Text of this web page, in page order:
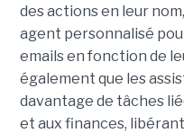
des actions en leur
agent personnalisé
emails en fonction de
également que les
davantage de tâches
et aux finances,